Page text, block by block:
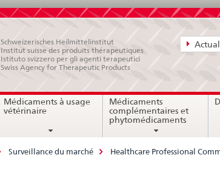
directe:
bases
contact
Schweizerisches Heilmittelinstitut
Institut suisse des produits thérapeutiques
Istituto svizzero per gli agenti terapeutici
Swiss Agency for Therapeutic Products
Médicaments à usage
vétérinaire
Médicaments
complémentaires et
phytomédicaments
Surveillance du marché Healthcare Professional